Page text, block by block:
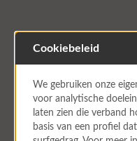
Als u meerdere
koffers
Cookiebeleid
We gebruiken onze
voor analytische
laten zien die verband
basis van een profiel